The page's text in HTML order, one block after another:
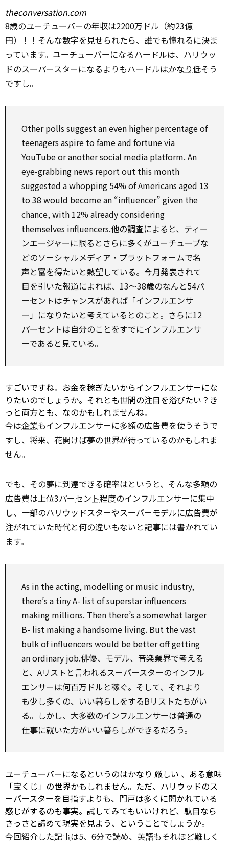
theconversation.com
8歳のユーチューバーの年収は2200万ドル（約23億
円）！！そんな数字を見せられたら、誰でも憧れるに決ま
っています。ユーチューバーになるハードルは、ハリウッ
ドのスーパースターになるよりもハードルはかなり低そう
ですし。
Otherpolls suggestaneven higher percentage of
teenagers aspire tofame and fortunevia
YouTube oranothersocial media platform. An
eye-grabbing news reportout this month
suggested a whopping 54% of Americans aged 13
to38 would become an “influencer” given the
chance,with 12% alreadyconsidering
themselves influencers.他の調査によると、ティー
ンエージャーに限るとさらに多くがユーチューブな
どのソーシャルメディア・プラットフォームで名
声と富を得たいと熱望している。今月発表されて
目を引いた報道によれば、13～38歳のなんと54パ
ーセントはチャンスがあれば「インフルエンサ
ー」になりたいと考えているとのこと。さらに12
パーセントは自分のことをすでにインフルエンサ
ーであると見ている。
すごいですね。お金を稼ぎたいからインフルエンサーにな
りたいのでしょうか。それとも世間の注目を浴びたい？き
っと両方とも、なのかもしれませんね。
今は企業もインフルエンサーに多額の広告費を使うそうで
すし、将来、花開けば夢の世界が待っているのかもしれま
せん。
でも、その夢に到達できる確率はというと、そんな多額の
広告費は上位3パーセント程度のインフルエンサーに集中
し、一部のハリウッドスターやスーパーモデルに広告費が
注がれていた時代と何の違いもないと記事には書かれてい
ます。
As in the acting, modelling or music industry,
there’s a tiny A- listof superstar influencers
making millions. Then there’s asomewhat larger
B- list making a handsome living. But the vast
bulkof influencers would be better offgetting
an ordinary job.俳優、モデル、音楽業界で考える
と、Aリストと言われるスーパースターのインフル
エンサーは何百万ドルと稼ぐ。そして、それより
も少し多くの、いい暮らしをするBリストたちがい
る。しかし、大多数のインフルエンサーは普通の
仕事に就いた方がいい暮らしができるだろう。
ユーチューバーになるというのはかなり 厳しい 、ある意味
「宝くじ」の世界かもしれません。ただ、ハリウッドのス
ーパースターを目指すよりも、門戸は多くに開かれている
感じがするのも事実。試してみてもいいけれど、駄目なら
さっさと諦めて現実を見よう、ということでしょうか。
今回紹介した記事は5、6分で読め、英語もそれほど難しく